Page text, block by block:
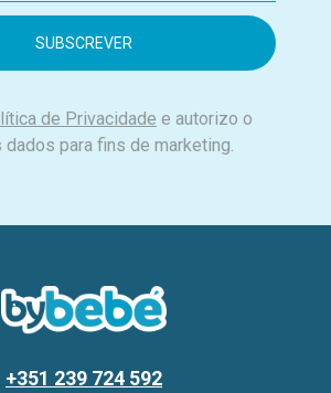
de Privacidade e autorizo o
para fins de marketing.
+351 239 724 592